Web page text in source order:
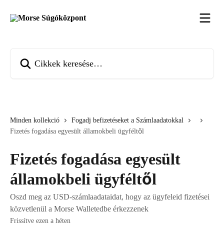
Minden kollekció
Fogadj befizetéseket a Számlaadatokkal
Fizetés fogadása egyesült államokbeli ügyféltől
Fizetés fogadása egyesült
államokbeli ügyféltől
Oszd meg az USD-számlaadataidat, hogy az ügyfeleid fizetései
közvetlenül a Morse Walletedbe érkezzenek
Frissítve ezen a héten